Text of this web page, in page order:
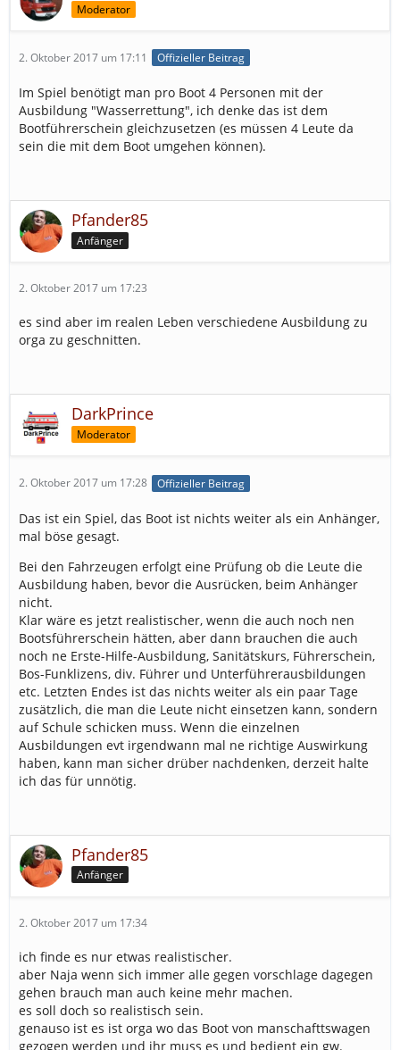
Moderator
2. Oktober 2017 um 17:11 Offizieller Beitrag
Im Spiel benötigt man pro Boot 4 Personen mit der
Ausbildung "Wasserrettung", ich denke das ist dem
Bootführerschein gleichzusetzen (es müssen 4 Leute da
sein die mit dem Boot umgehen können).
Pfander85
Anfänger
2. Oktober 2017 um 17:23
es sind aber im realen Leben verschiedene Ausbildung zu
orga zu geschnitten.
DarkPrince
Moderator
2. Oktober 2017 um 17:28 Offizieller Beitrag
Das ist ein Spiel, das Boot ist nichts weiter als ein Anhänger,
mal böse gesagt.
Bei den Fahrzeugen erfolgt eine Prüfung ob die Leute die
Ausbildung haben, bevor die Ausrücken, beim Anhänger
nicht.
Klar wäre es jetzt realistischer, wenn die auch noch nen
Bootsführerschein hätten, aber dann brauchen die auch
noch ne Erste-Hilfe-Ausbildung, Sanitätskurs, Führerschein,
Bos-Funklizens, div. Führer und Unterführerausbildungen
etc. Letzten Endes ist das nichts weiter als ein paar Tage
zusätzlich, die man die Leute nicht einsetzen kann, sondern
auf Schule schicken muss. Wenn die einzelnen
Ausbildungen evt irgendwann mal ne richtige Auswirkung
haben, kann man sicher drüber nachdenken, derzeit halte
ich das für unnötig.
Pfander85
Anfänger
2. Oktober 2017 um 17:34
ich finde es nur etwas realistischer.
aber Naja wenn sich immer alle gegen vorschlage dagegen
gehen brauch man auch keine mehr machen.
es soll doch so realistisch sein.
genauso ist es ist orga wo das Boot von manschafttswagen
gezogen werden und ihr muss es und bedient ein gw.